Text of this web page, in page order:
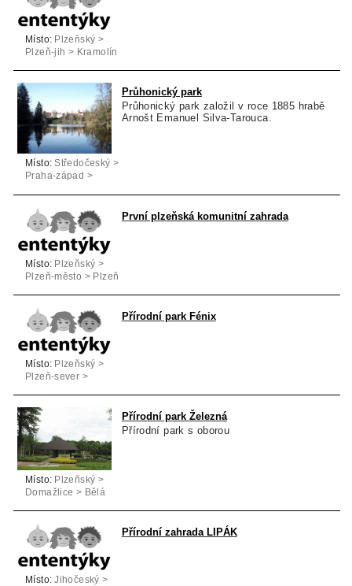
Místo: Plzeňský >
Plzeň-jih > Kramolín
Průhonický park
Průhonický park založil v roce 1885 hrabě
Arnošt Emanuel Silva-Tarouca.
Místo: Středočeský >
Praha-západ >
První plzeňská komunitní zahrada
Místo: Plzeňský >
Plzeň-město > Plzeň
Přírodní park Fénix
Místo: Plzeňský >
Plzeň-sever >
Přírodní park Železná
Přírodní park s oborou
Místo: Plzeňský >
Domažlice > Bělá
Přírodní zahrada LIPÁK
Místo: Jihočeský >